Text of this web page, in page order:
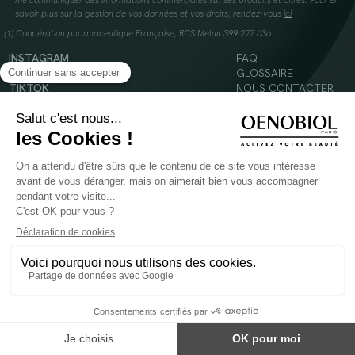
savoir plus sur la gestion de vos données et vos droits, rendez-vous ici
(1) Coopération pharmaceutique Française, RCS Melun 399 227 636
INSTAGRAM
FACEBOOK
TIKTOK
FAQ
GLOSSAIRE
NOUS CONTACTER
© 2024 Oenobiol Paris
Mentions légales
Conditions Générales d’Utilisation
Politique en matière de cookies
POUR VOTRE SANTÉ, MANGEZ AU MOINS CINQ FRUITS ET LÉGUMES PAR JOUR -
ne pas être utilisés comme substituts d'un régimes alimentaire varié et équilibré.
Réservé à l'adulte. Consulter attentivement l'étiquetage des produits avant l'utilisation.